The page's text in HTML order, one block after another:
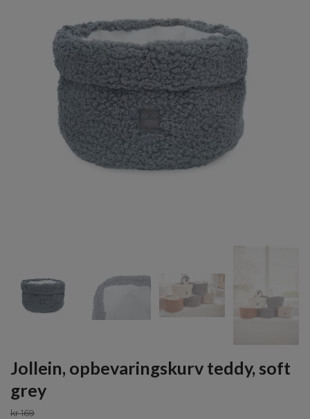
Jollein, opbevaringskurv teddy, soft
grey
kr 169